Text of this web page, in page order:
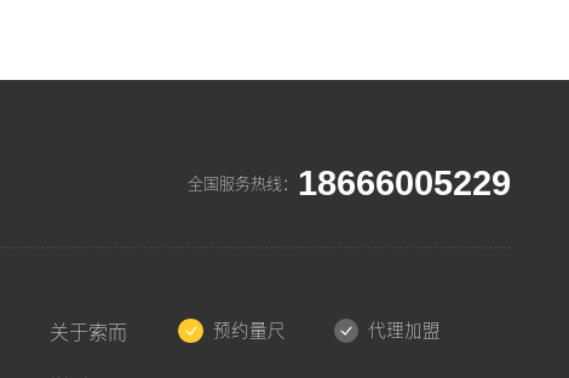
全国服务热线： 18666005229
关于索而 预约量尺 代理加盟